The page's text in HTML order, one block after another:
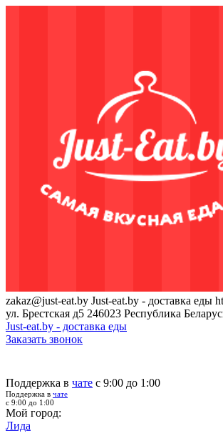
zakaz@just-eat.by Just-eat.by - доставка еды
ул. Брестская д5 246023 Республика
Just-eat.by - доставка еды
Заказать звонок
Поддержка в чате с 9:00 до 1:00
Поддержка в чате
с 9:00 до 1:00
Мой город:
Лида